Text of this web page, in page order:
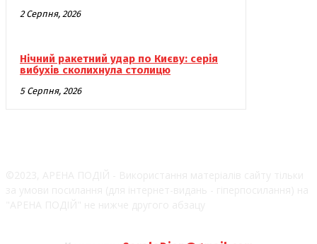
2 Серпня, 2026
Нічний ракетний удар по Києву: серія
вибухів сколихнула столицю
5 Серпня, 2026